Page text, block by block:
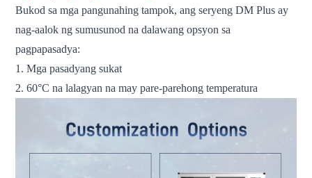
Bukod sa mga pangunahing tampok, ang seryeng DM Plus ay
nag-aalok ng sumusunod na dalawang opsyon sa
pagpapasadya:
1. Mga pasadyang sukat
2. 60°C na lalagyan na may pare-parehong temperatura